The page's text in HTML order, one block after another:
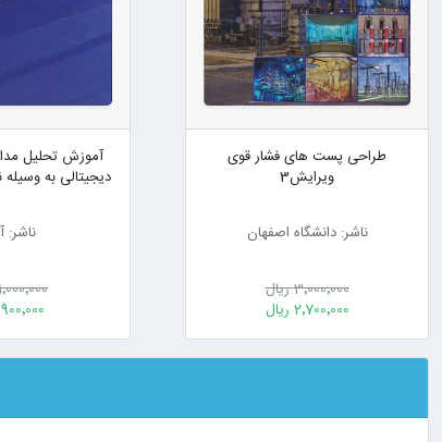
طراحی پست های فشار قوی
ویرایش3
ناشر: دانشگاه اصفهان
3٬000٬000 ریال
2٬700٬000 ریال
آموزش تحلیل
دیجیتالی به وسیله
ناشر:
1٬000٬000
900٬000 ریال